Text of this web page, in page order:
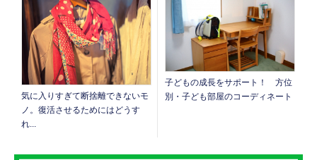
気に入りすぎて断捨離できないモ
ノ。復活させるためにはどうす
れ...
子どもの成長をサポート！ 方位
別・子ども部屋のコーディネート